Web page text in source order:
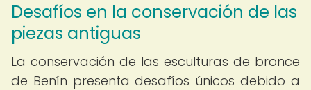
Desafíos en la conservación de las
piezas antiguas
La conservación de las esculturas de bronce
de Benín presenta desafíos únicos debido a